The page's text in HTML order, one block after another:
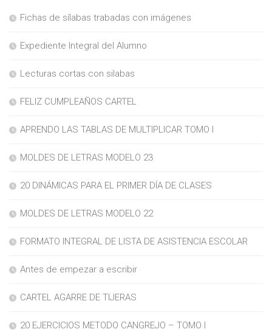
Fichas de sílabas trabadas con imágenes
Expediente Integral del Alumno
Lecturas cortas con silabas
FELIZ CUMPLEAÑOS CARTEL
APRENDO LAS TABLAS DE MULTIPLICAR TOMO I
MOLDES DE LETRAS MODELO 23
20 DINÁMICAS PARA EL PRIMER DÍA DE CLASES
MOLDES DE LETRAS MODELO 22
FORMATO INTEGRAL DE LISTA DE ASISTENCIA ESCOLAR
Antes de empezar a escribir
CARTEL AGARRE DE TIJERAS
20 EJERCICIOS METODO CANGREJO – TOMO I